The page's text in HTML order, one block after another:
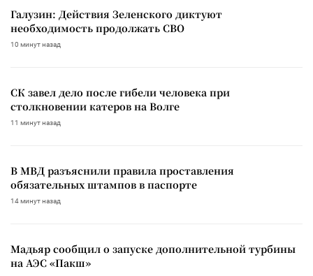
Галузин: Действия Зеленского диктуют
необходимость продолжать СВО
10 минут назад
СК завел дело после гибели человека при
столкновении катеров на Волге
11 минут назад
В МВД разъяснили правила проставления
обязательных штампов в паспорте
14 минут назад
Мадьяр сообщил о запуске дополнительной турбины
на АЭС «Пакш»